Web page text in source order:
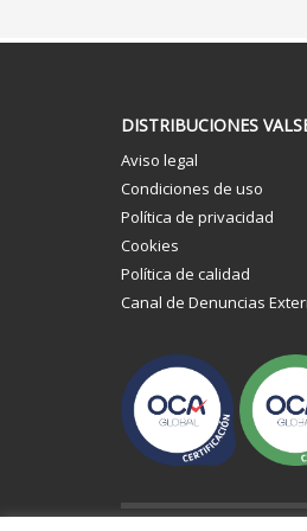
DISTRIBUCIONES
Aviso legal
Condiciones de uso
Política de privacidad
Cookies
Política de calidad
Canal de Denuncias